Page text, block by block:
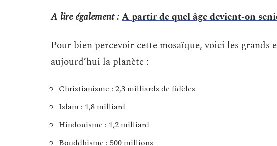
A lire également :A partir de quel âge devient-on
Pour bien percevoir cette mosaïque, voici les grands
aujourd’hui la planète :
Christianisme : 2,3 milliards de fidèles
Islam : 1,8 milliard
Hindouisme : 1,2 milliard
Bouddhisme : 500 millions